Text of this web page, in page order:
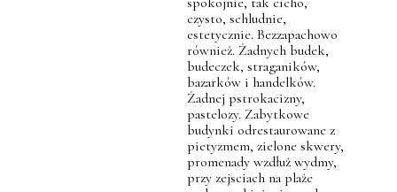
czysto, schludnie,
estetycznie. Bezzapachowo
również. Żadnych budek,
budeczek, straganików,
bazarków i handelków.
Żadnej pstrokacizny,
pastelozy. Zabytkowe
budynki odrestaurowane z
pietyzmem, zielone skwery,
promenady wzdłuż wydmy,
przy zejsciach na plaże